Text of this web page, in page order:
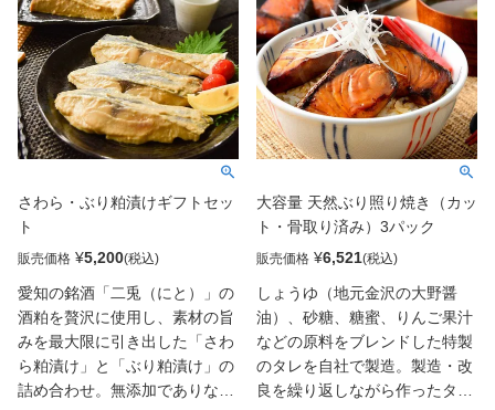
る「ウェット・エイジング製
法」で、旨みと香りを最大限に
引き出しています。脂のりの良
いサバは、味噌の甘みと絶妙に
絡み合い、香ばしさと濃厚なコ
クが楽しめます。京都府産のさ
わらは、淡白な中にも上品な旨
みが広がり、まさに京の味。銀
だらは、やわらかな身にしっか
りと味噌が染み込み、とろける
ような食感が魅力です。赤魚
風味が程よくのり、ご飯が進む
逸品。贈答品としてはもちろ
ん、ご家庭でも特別な一品とし
て、ぜひお召し上がりいただき
たいこだわりの味噌漬けです。
る「ウェット・エイジング製
法」で、旨みと香りを最大限に
引き出しています。脂のりの良
いサバは、味噌の甘みと絶妙に
絡み合い、香ばしさと濃厚なコ
クが楽しめます。京都府産のさ
わらは、淡白な中にも上品な旨
みが広がり、まさに京の味。銀
だらは、やわらかな身にしっか
りと味噌が染み込み、とろける
ような食感が魅力です。赤魚
風味が程よくのり、ご飯が進む
逸品。贈答品としてはもちろ
ん、ご家庭でも特別な一品とし
て、ぜひお召し上がりいただき
たいこだわりの味噌漬けです。
さわら・ぶり粕漬けギフトセッ
ト
販売価格 ¥5,200
愛知の銘酒「二兎（にと）」の
酒粕を贅沢に使用し、素材の旨
みを最大限に引き出した「さわ
ら粕漬け」と「ぶり粕漬け」の
詰め合わせ。無添加でありなが
大容量 天然ぶり照り焼き（カッ
ト・骨取り済み）3パック
販売価格 ¥6,521
しょうゆ（地元金沢の大野醤
油）、砂糖、糖蜜、りんご果汁
などの原料をブレンドした特製
のタレを自社で製造。製造・改
良を繰り返しながら作ったタレ